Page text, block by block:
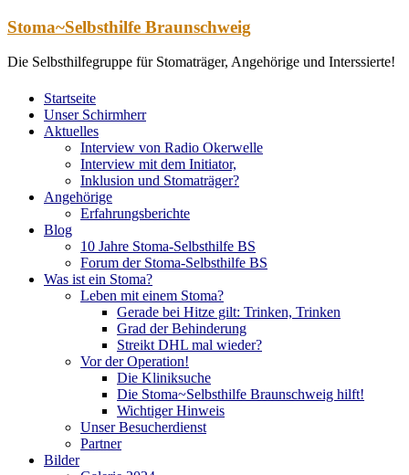
Zum
springen
Stoma~Selbsthilfe Braunschweig
Die Selbsthilfegruppe für Stomaträger, Angehörige und Interssierte!
Startseite
Unser Schirmherr
Aktuelles
Interview von Radio Okerwelle
Interview mit dem Initiator,
Inklusion und Stomaträger?
Angehörige
Erfahrungsberichte
Blog
10 Jahre Stoma-Selbsthilfe BS
Forum der Stoma-Selbsthilfe BS
Was ist ein Stoma?
Leben mit einem Stoma?
Gerade bei Hitze gilt: Trinken, Trinken
Grad der Behinderung
Streikt DHL mal wieder?
Vor der Operation!
Die Kliniksuche
Die Stoma~Selbsthilfe Braunschweig hilft!
Wichtiger Hinweis
Unser Besucherdienst
Partner
Bilder